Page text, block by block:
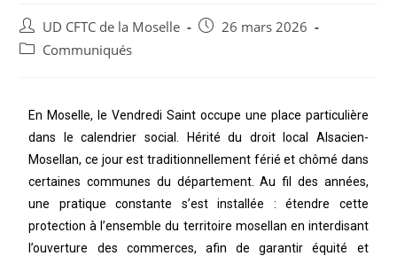
UD CFTC de la Moselle
26 mars 2026
Communiqués
En Moselle, le Vendredi Saint occupe une place particulière
dans le calendrier social. Hérité du droit local Alsacien-
Mosellan, ce jour est traditionnellement férié et chômé dans
certaines communes du département. Au fil des années,
une pratique constante s’est installée : étendre cette
protection à l’ensemble du territoire mosellan en interdisant
l’ouverture des commerces, afin de garantir équité et